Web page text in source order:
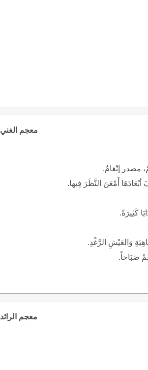
معجم الغني
مصدر إنْعَامٌ.
أَمْعَنَ النَّظَرَ فِيها.
كَثِيرَةً.
وَالعَيْشِ الرَّغْدِ.
صَبَاحاً.
معجم الرائد